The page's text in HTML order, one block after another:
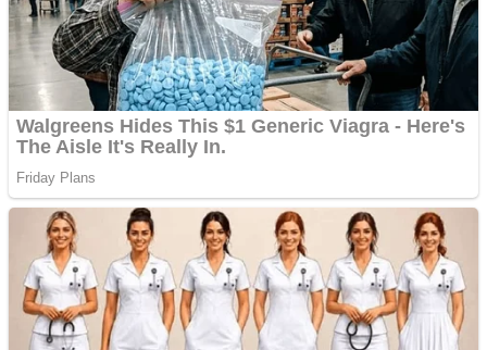
Pastorul Liviu Radu a
trecut la Domnul
Anchetă incendiară la
Gherla, polițist acuzat de
abuz în serviciu